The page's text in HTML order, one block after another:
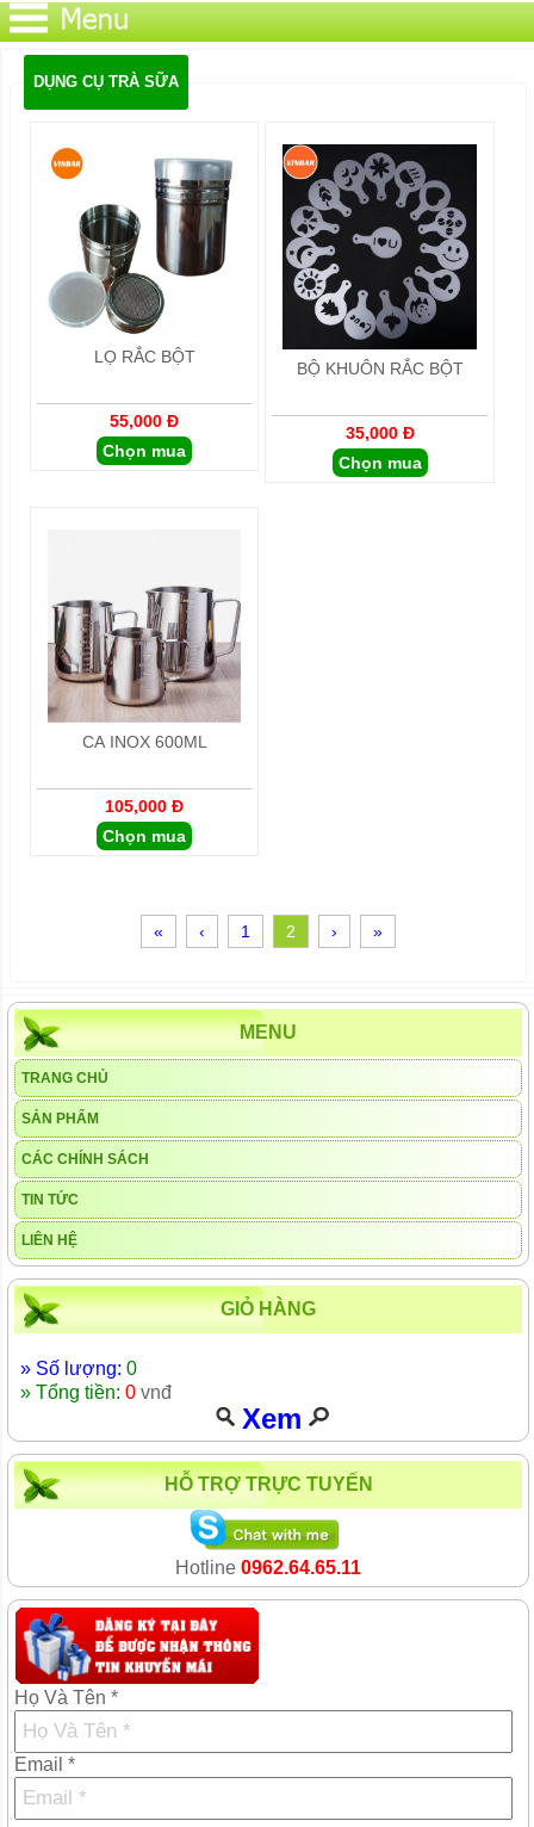
DỤNG CỤ TRÀ SỮA
LỌ RẮC BỘT
55,000 Đ
Chọn mua
BỘ KHUÔN RẮC BỘT
35,000 Đ
Chọn mua
CA INOX 600ML
105,000 Đ
Chọn mua
« ‹ 1 2 › »
MENU
TRANG CHỦ
SẢN PHẨM
CÁC CHÍNH SÁCH
TIN TỨC
LIÊN HỆ
GIỎ HÀNG
» Số lượng: 0
» Tổng tiền: 0 vnđ
Xem
HỖ TRỢ TRỰC TUYẾN
Hotline 0962.64.65.11
Họ Và Tên *
Email *